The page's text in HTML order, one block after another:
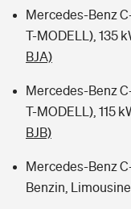
Mercedes-Benz
T-MODELL), 135
BJA)
Mercedes-Benz
T-MODELL), 115
BJB)
Mercedes-Benz
Benzin,